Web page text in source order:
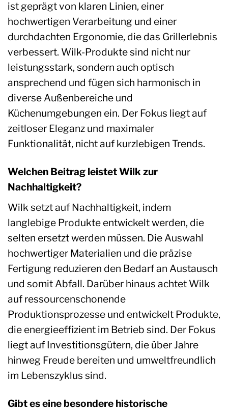
ist geprägt von klaren Linien, einer
hochwertigen Verarbeitung und einer
durchdachten Ergonomie, die das Grillerlebnis
verbessert. Wilk-Produkte sind nicht nur
leistungsstark, sondern auch optisch
ansprechend und fügen sich harmonisch in
diverse Außenbereiche und
Küchenumgebungen ein. Der Fokus liegt auf
zeitloser Eleganz und maximaler
Funktionalität, nicht auf kurzlebigen Trends.
Welchen Beitrag leistet Wilk zur
Nachhaltigkeit?
Wilk setzt auf Nachhaltigkeit, indem
langlebige Produkte entwickelt werden, die
selten ersetzt werden müssen. Die Auswahl
hochwertiger Materialien und die präzise
Fertigung reduzieren den Bedarf an Austausch
und somit Abfall. Darüber hinaus achtet Wilk
auf ressourcenschonende
Produktionsprozesse und entwickelt Produkte,
die energieeffizient im Betrieb sind. Der Fokus
liegt auf Investitionsgütern, die über Jahre
hinweg Freude bereiten und umweltfreundlich
im Lebenszyklus sind.
Gibt es eine besondere historische